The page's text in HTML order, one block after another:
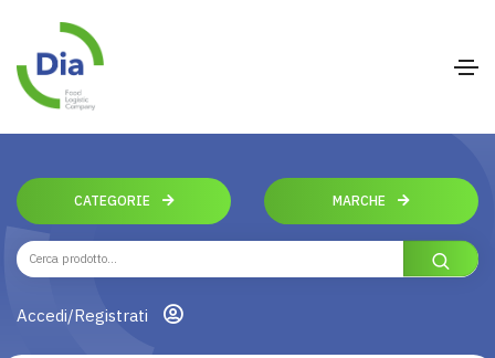
CATEGORIE MARCHE
Accedi/Registrati